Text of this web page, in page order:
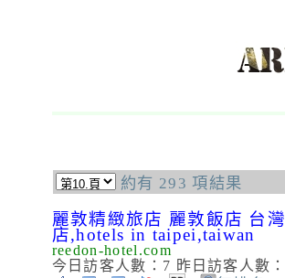
約有 293 項結果
麗敦精緻旅店 麗敦飯店 台
店,hotels in taipei,taiwan
reedon-hotel.com
今日訪客人數：7 昨日訪客人數